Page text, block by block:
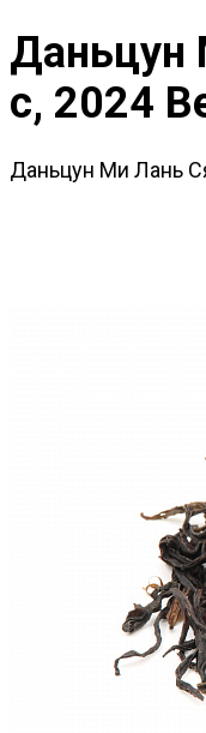
Даньцун
с, 2024
Даньцун Ми Лань